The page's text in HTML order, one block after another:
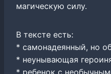
магическую силу.
В тексте есть:
* самонадеянный, но
* неунывающая
* ребенок с